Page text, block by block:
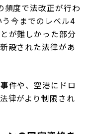
頻度で法改正が行わ
う今までのレベル4
が難しかった部分
設された法律があ
件や、空港にドロ
律がより制限され